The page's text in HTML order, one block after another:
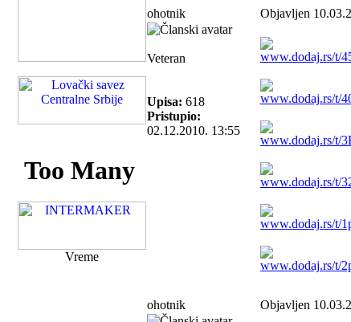
Vreme
ohotnik Objavljen
Veteran
Upisa: 618
Pristupio:
02.12.2010. 13:55
ohotnik Objavljen